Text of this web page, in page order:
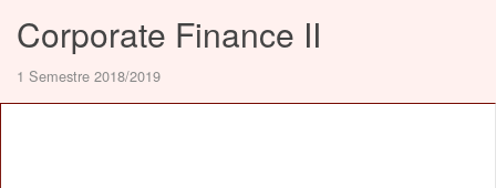
Corporate Finance II
1 Semestre 2018/2019